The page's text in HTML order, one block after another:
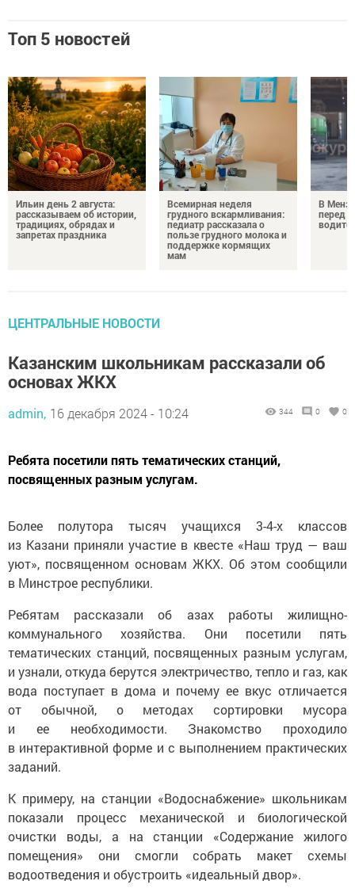
Топ 5 новостей
Ильин день 2 августа:
рассказываем об истории,
традициях, обрядах и
запретах праздника
Всемирная неделя
грудного вскармливания:
педиатр рассказала о
пользе грудного молока и
поддержке кормящих
мам
В
перед
ЦЕНТРАЛЬНЫЕ НОВОСТИ
Казанским школьникам рассказали об
основах ЖКХ
admin, 16 декабря 2024 - 10:24 344 0 0
Ребята посетили пять тематических станций,
посвященных разным услугам.
Более полутора тысяч учащихся 3-4-х классов
из Казани приняли участие в квесте «Наш труд — ваш
уют», посвященном основам ЖКХ. Об этом сообщили
в Минстрое республики.
Ребятам рассказали об азах работы жилищно-
коммунального хозяйства. Они посетили пять
тематических станций, посвященных разным услугам,
и узнали, откуда берутся электричество, тепло и газ, как
вода поступает в дома и почему ее вкус отличается
от обычной, о методах сортировки мусора
и ее необходимости. Знакомство проходило
в интерактивной форме и с выполнением практических
заданий.
К примеру, на станции «Водоснабжение» школьникам
показали процесс механической и биологической
очистки воды, а на станции «Содержание жилого
помещения» они смогли собрать макет схемы
водоотведения и обустроить «идеальный двор».